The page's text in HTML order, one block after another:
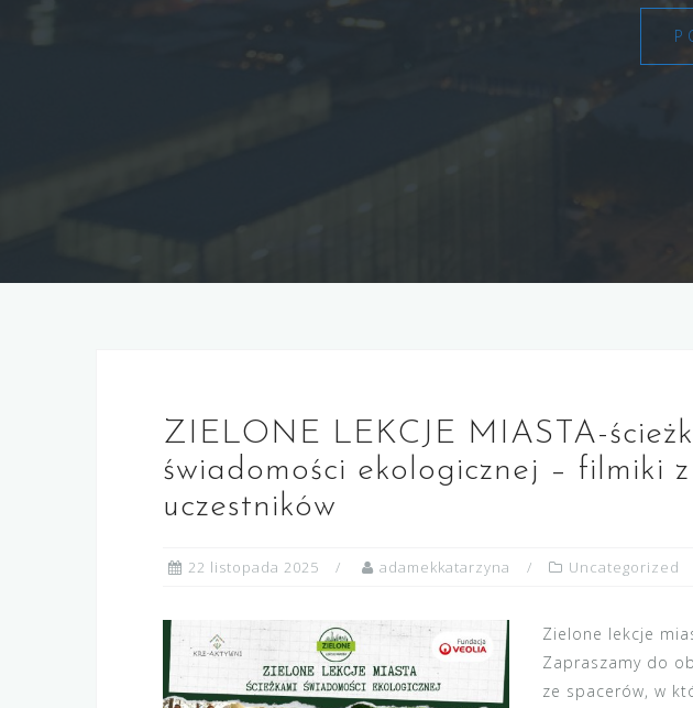
ZIELONE LEKCJE MIASTA-
świadomości ekologicznej – filmiki
uczestników
22 listopada 2025 adamekkatarzyna Uncategorized
Zielone lekcje
Zapraszamy do
ze spacerów, w